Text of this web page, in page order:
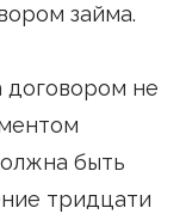
займа.
договором не
быть
тридцати